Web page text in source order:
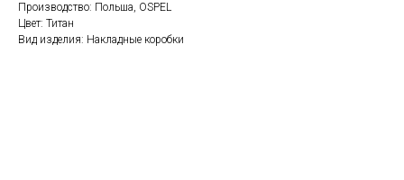
Производство: Польша, OSPEL
Цвет: Титан
Вид изделия: Накладные коробки